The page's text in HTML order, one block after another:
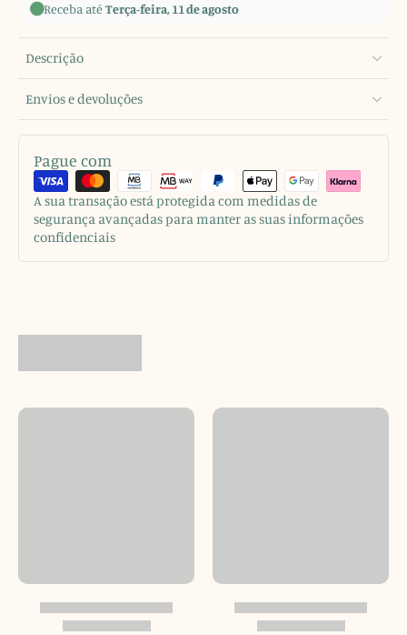
Receba atéTerça-feira, 11 de agosto
Descrição
Envios e devoluções
Pague com
A sua transação está protegida com medidas de
segurança avançadas para manter as suas informações
confidenciais